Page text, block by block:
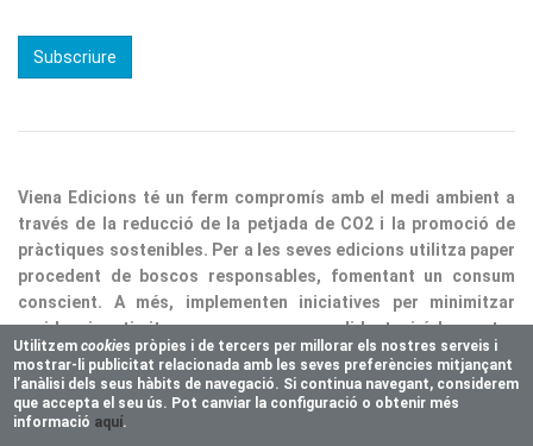
través de la reducció de la petjada de CO2 i la promoció de
pràctiques sostenibles. Per a les seves edicions utilitza paper
procedent de boscos responsables, fomentant un consum
conscient. A més, implementen iniciatives per minimitzar
residus i optimitzar processos, consolidant així la nostra
responsabilitat ecològica.
Copyright © 2025 Vienaeditorial.com. All rights reserved
Responsive theme, developed by easy&WEB
Utilitzemcookies pròpies i de tercers per millorar els nostres serveis i
mostrar-li publicitat relacionada amb les seves preferències mitjançant
l’anàlisi dels seus hàbits de navegació. Si continua navegant, considerem
que accepta el seu ús. Pot canviar la configuració o obtenir més
informació aquí.